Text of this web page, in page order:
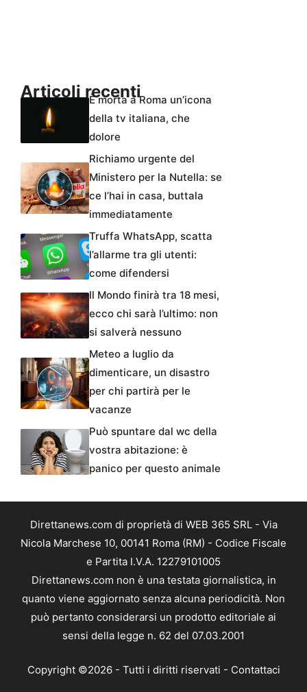
Articoli recentiÈ morta a Roma un’icona
della tv italiana, che
dolore
Richiamo urgente del
Ministero per la Nutella: se
ce l’hai in casa, buttala
immediatamente
Truffa WhatsApp, scatta
l’allarme tra gli utenti:
come difendersi
Il Mondo finirà tra 18 mesi,
ecco chi sarà l’ultimo: non
si salverà nessuno
Meteo a luglio da
dimenticare, un disastro
per chi partirà per le
vacanze
Può spuntare dal wc della
vostra abitazione: è
panico per questo animale
Direttanews.com di proprietà di WEB 365 SRL - Via
Nicola Marchese 10, 00141 Roma (RM) - Codice Fiscale
e Partita I.V.A. 12279101005
Direttanews.com non è una testata giornalistica, in
quanto viene aggiornato senza alcuna periodicità. Non
può pertanto considerarsi un prodotto editoriale ai
sensi della legge n. 62 del 07.03.2001
Copyright ©2026 - Tutti i diritti riservati - Contattaci